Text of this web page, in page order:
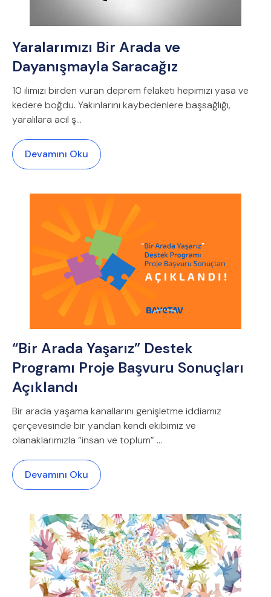
Yaralarımızı Bir Arada ve
Dayanışmayla Saracağız
10 ilimizi birden vuran deprem felaketi hepimizi yasa ve
kedere boğdu. Yakınlarını kaybedenlere başsağlığı,
yaralılara acil ş...
Devamını Oku
“Bir Arada Yaşarız” Destek
Programı Proje Başvuru Sonuçları
Açıklandı
Bir arada yaşama kanallarını genişletme iddiamız
çerçevesinde bir yandan kendi ekibimiz ve
olanaklarımızla “insan ve toplum” ...
Devamını Oku